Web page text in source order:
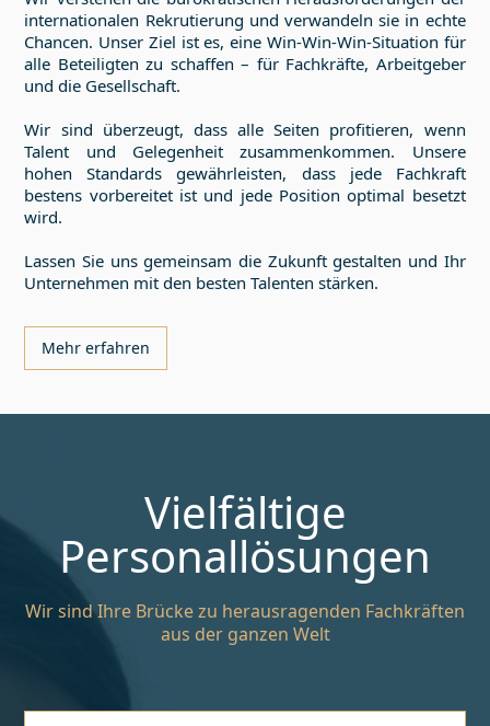
internationalen Rekrutierung und verwandeln sie in echte
Chancen. Unser Ziel ist es, eine Win-Win-Win-Situation für
alle Beteiligten zu schaffen – für Fachkräfte, Arbeitgeber
und die Gesellschaft.
Wir sind überzeugt, dass alle Seiten profitieren, wenn
Talent und Gelegenheit zusammenkommen. Unsere
hohen Standards gewährleisten, dass jede Fachkraft
bestens vorbereitet ist und jede Position optimal besetzt
wird.
Lassen Sie uns gemeinsam die Zukunft gestalten und Ihr
Unternehmen mit den besten Talenten stärken.
Mehr erfahren
Vielfältige
Personallösungen
Wir sind Ihre Brücke zu herausragenden Fachkräften
aus der ganzen Welt